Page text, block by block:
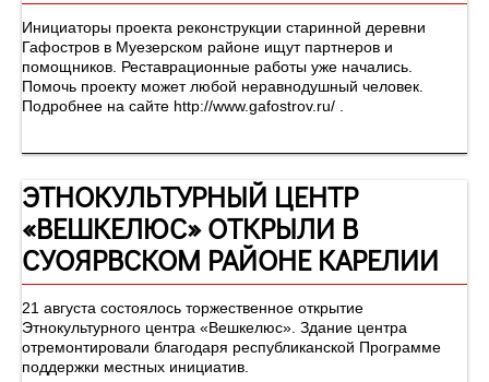
Инициаторы проекта реконструкции старинной деревни
Гафостров в Муезерском районе ищут партнеров и
помощников. Реставрационные работы уже начались.
Помочь проекту может любой неравнодушный человек.
Подробнее на сайте http://www.gafostrov.ru/ .
ЭТНОКУЛЬТУРНЫЙ ЦЕНТР
«ВЕШКЕЛЮС» ОТКРЫЛИ В
СУОЯРВСКОМ РАЙОНЕ КАРЕЛИИ
21 августа состоялось торжественное открытие
Этнокультурного центра «Вешкелюс». Здание центра
отремонтировали благодаря республиканской Программе
поддержки местных инициатив.